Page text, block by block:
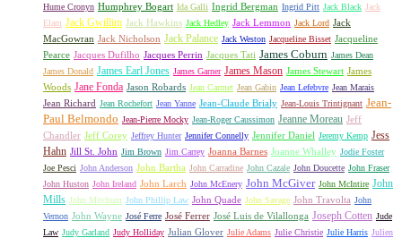
Hume Cronyn Humphrey Bogart Ida Galli Ingrid Bergman Ingrid Pitt Jack Black Jack
Elam Jack Gwillim Jack Hawkins Jack Hedley Jack Lemmon Jack Lord Jack
MacGowran Jack Nicholson Jack Palance Jack Weston Jacqueline Bisset Jacqueline
Pearce Jacques Dufilho Jacques Perrin Jacques Tati James Coburn James Dean
James Donald James Earl Jones James Garner James Mason James Stewart James
Woods Jane Fonda Jason Robards Jean Carmet Jean Gabin Jean Lefebvre Jean Marais
Jean Richard Jean Rochefort Jean Yanne Jean-Claude Brialy Jean-Louis Trintignant Jean-
Paul Belmondo Jean-Pierre Mocky Jean-Roger Caussimon Jeanne Moreau Jeff
Chandler Jeff Corey Jeffrey Hunter Jennifer Connelly Jennifer Daniel Jeremy Kemp Jess
Hahn Jill St. John Jim Brown Jim Carrey Joanna Barnes Joanne Whalley Jodie Foster
Joe Pesci John Anderson John Bartha John Carradine John Cazale John Doucette John Fraser
John Huston John Ireland John Larch John McEnery John McGiver John McIntire John
Mills John Mitchum John Phillip Law John Quade John Savage John Travolta John
Vernon John Wayne José Ferre José Ferrer José Luis de Vilallonga Joseph Cotten Jude
Law Judy Garland Judy Holliday Julian Glover Julie Adams Julie Christie Julie Harris Julien